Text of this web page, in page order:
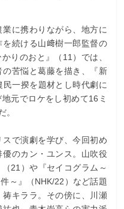
に携わりながら、地方に
続ける山﨑樹一郎監督の
りのおと』（11）では、
苦悩と葛藤を描き、『新
一揆を題材とし時代劇に
元でロケをし初めて16ミ
。
で演劇を学び、今回初め
のカン・ユンス。山吹役
21）や『セイコグラム～
～』（NHK/22）など話題
キララ。その傍に、川瀬